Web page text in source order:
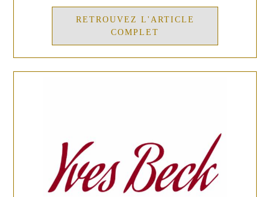
RETROUVEZ L'ARTICLE
COMPLET